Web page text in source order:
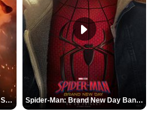
L'Odyssée Bande-annonce VO STFR Spider-Man: Brand New Day Bande-annonce VO STFR